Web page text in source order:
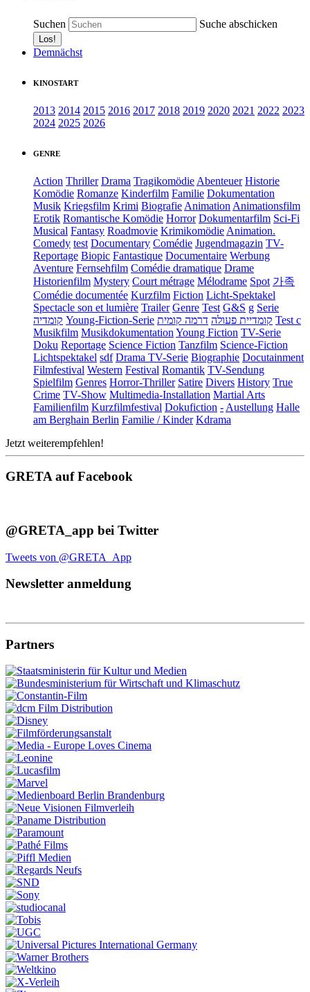
Suchen Suche abschicken
Demnächst
KINOSTART
2013 2014 2015 2016 2017 2018 2019 2020 2021 2022 2023
2024 2025 2026
GENRE
Action Thriller Drama Tragikomödie Abenteuer Historie
Komödie Romanze Kinderfilm Familie Dokumentation
Musik Kriegsfilm Krimi Biografie Animation Animationsfilm
Erotik Romantische Komödie Horror Dokumentarfilm Sci-Fi
Musical Fantasy Roadmovie Krimikomödie Animation.
Comedy test Documentary Comédie Jugendmagazin TV-
Reportage Biopic Fantastique Documentaire Werbung
Aventure Fernsehfilm Comédie dramatique Drame
Historienfilm Mystery Court métrage Mélodrame Spot 가족
Comédie documentée Kurzfilm Fiction Licht-Spektakel
Spectacle son et lumière Trailer Genre Test G&S g Serie
קומדיה Young-Fiction-Serie קומדיית פעולה דרמה קומית
Test c
Musikfilm Musikdokumentation Young Fiction TV-Serie
Doku Reportage Science Fiction Tanzfilm Science-Fiction
Lichtspektakel sdf Drama TV-Serie Biographie Docutainment
Filmfestival Western Festival Romantik TV-Sendung
Spielfilm Genres Horror-Thriller Satire Divers History True
Crime TV-Show Multimedia-Installation Martial Arts
Familienfilm Kurzfilmfestival Dokufiction - Austellung Halle
am Berghain Berlin Familie / Kinder Kdrama
Jetzt weiterempfehlen!
GRETA auf Facebook
@GRETA_app bei Twitter
Tweets von @GRETA_App
Newsletter anmeldung
Partners